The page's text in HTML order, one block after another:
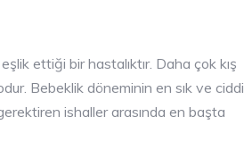
ettiği bir hastalıktır. Daha çok kış
Bebeklik döneminin en sık ve ciddi
ishaller arasında en başta